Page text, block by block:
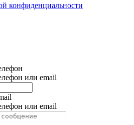
конфиденциальности
или email
или email